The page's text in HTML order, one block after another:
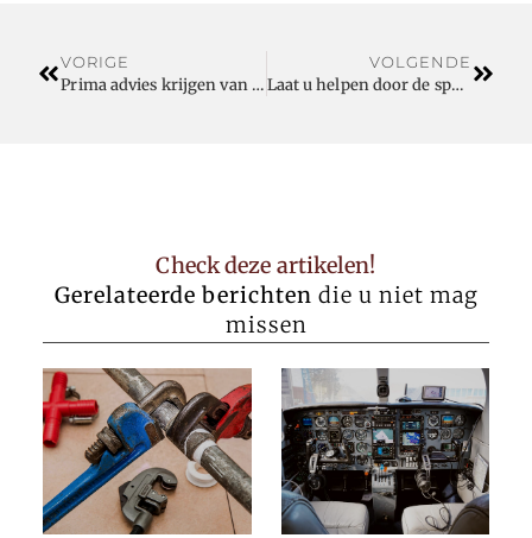
VORIGE
Prima advies krijgen van slotenmakers dat makkelijk te begrijpen is
VOLGENDE
Laat u helpen door de specialist
Check deze artikelen!
Gerelateerde berichten die u niet mag
missen